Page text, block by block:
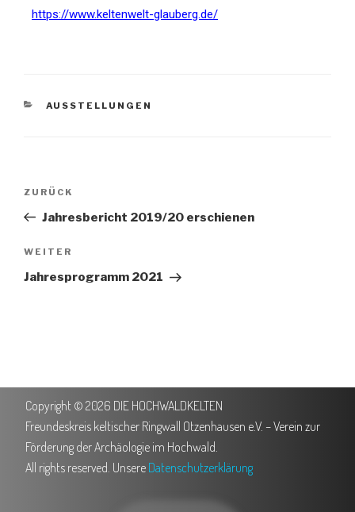
https://www.keltenwelt-glauberg.de/
AUSSTELLUNGEN
ZURÜCK
Jahresbericht 2019/20 erschienen
WEITER
Jahresprogramm 2021
Copyright © 2026 DIE HOCHWALDKELTEN
Freundeskreis keltischer Ringwall Otzenhausen e.V. – Verein zur
Förderung der Archäologie im Hochwald.
All rights reserved. Unsere Datenschutzerklärung